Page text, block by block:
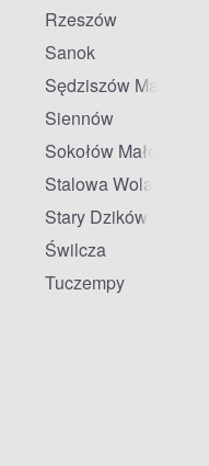
Rzeszów
Sanok
Sędziszów Małopolski
Siennów
Sokołów Małopolski
Stalowa Wola
Stary Dzików
Świlcza
Tuczempy